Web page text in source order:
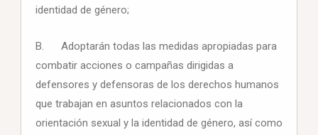
identidad de género;
B. Adoptarán todas las medidas apropiadas para
combatir acciones o campañas dirigidas a
defensores y defensoras de los derechos humanos
que trabajan en asuntos relacionados con la
orientación sexual y la identidad de género, así como